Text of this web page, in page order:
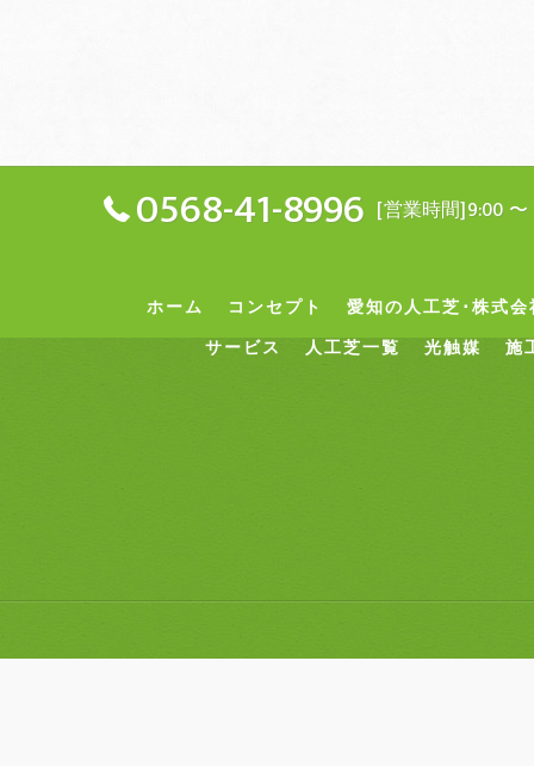
0568-41-8996 [営業時間]9:00
ホーム コンセプト 愛知の人工芝･株式
サービス
人工芝一覧 光触媒 施